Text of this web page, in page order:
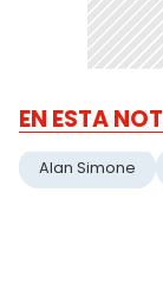
EN ESTA
Alan Simone